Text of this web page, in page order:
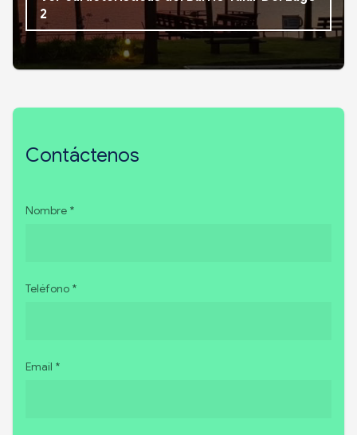
2
Contáctenos
Nombre *
Teléfono *
Email *